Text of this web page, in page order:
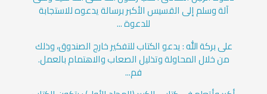
آلة وسلم إلى القسيس الأكبر برسالة يدعوه للاستجابة
للدعوة ...
على بركة الله : يدعو الكتاب للتفكير خارج الصندوق، وذلك
من خلال المحاولة وتذليل الصعاب والاهتمام بالعمل.
فم...